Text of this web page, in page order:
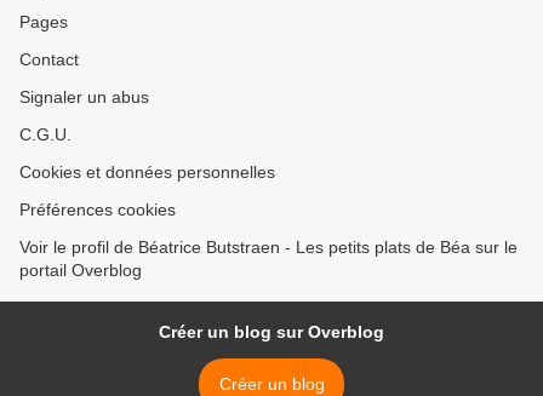
Pages
Contact
Signaler un abus
C.G.U.
Cookies et données personnelles
Préférences cookies
Voir le profil de Béatrice Butstraen - Les petits plats de Béa sur le
portail Overblog
Créer un blog sur Overblog
Créer un blog